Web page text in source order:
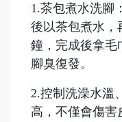
1.茶包煮水洗腳
後以茶包煮水，
鐘，完成後拿毛
腳臭復發。
2.控制洗澡水溫
高，不僅會傷害